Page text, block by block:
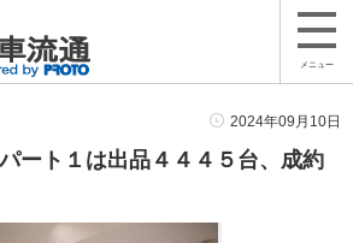
メニュー
2024年09月10日
ート１は出品４４４５台、成約